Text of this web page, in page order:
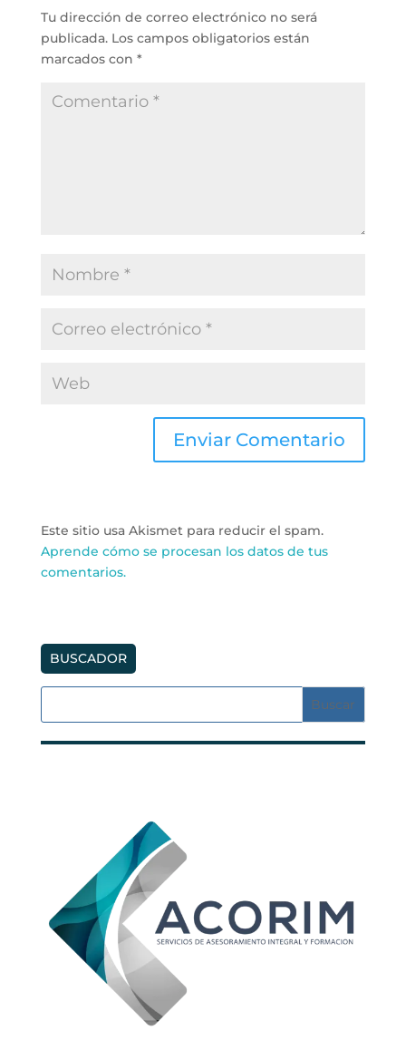
Tu dirección de correo electrónico no será
publicada. Los campos obligatorios están
marcados con *
Este sitio usa Akismet para reducir el spam.
Aprende cómo se procesan los datos de tus
comentarios.
BUSCADOR